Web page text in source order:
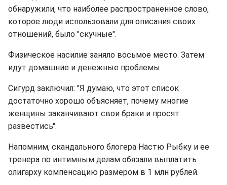
обнаружили, что наиболее распространенное слово,
которое люди использовали для описания своих
отношений, было "скучные".
Физическое насилие заняло восьмое место. Затем
идут домашние и денежные проблемы.
Сигурд заключил: "Я думаю, что этот список
достаточно хорошо объясняет, почему многие
женщины заканчивают свои браки и просят
развестись".
Напомним, скандального блогера Настю Рыбку и ее
тренера по интимным делам обязали выплатить
олигарху компенсацию размером в 1 млн рублей.